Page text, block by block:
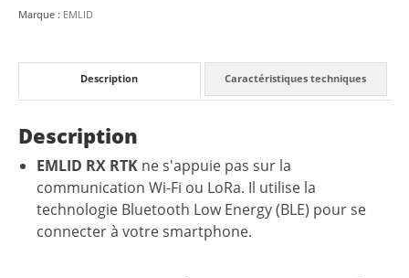
Marque : EMLID
Description Caractéristiques techniques
Description
EMLID RX RTK ne s'appuie pas sur la
communication Wi-Fi ou LoRa. Il utilise la
technologie Bluetooth Low Energy (BLE) pour se
connecter à votre smartphone.